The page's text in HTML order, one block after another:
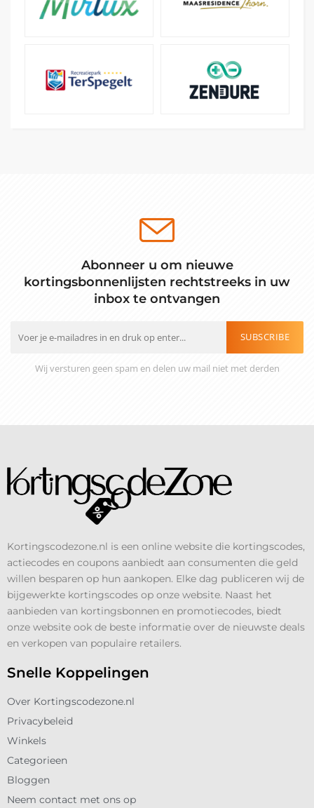
Abonneer u om nieuwe
kortingsbonnenlijsten rechtstreeks in uw
inbox te ontvangen
SUBSCRIBE
Wij versturen geen spam en delen uw mail niet met derden
Kortingscodezone.nl is een online website die kortingscodes,
actiecodes en coupons aanbiedt aan consumenten die geld
willen besparen op hun aankopen. Elke dag publiceren wij de
bijgewerkte kortingscodes op onze website. Naast het
aanbieden van kortingsbonnen en promotiecodes, biedt
onze website ook de beste informatie over de nieuwste deals
en verkopen van populaire retailers.
Snelle Koppelingen
Over Kortingscodezone.nl
Privacybeleid
Winkels
Categorieen
Bloggen
Neem contact met ons op